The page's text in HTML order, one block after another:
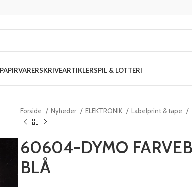
PAPIRVARERSKRIVEARTIKLERSPIL & LOTTERI
Forside Nyheder ELEKTRONIK Labelprint & tape
60604-DYMO
BLÅ